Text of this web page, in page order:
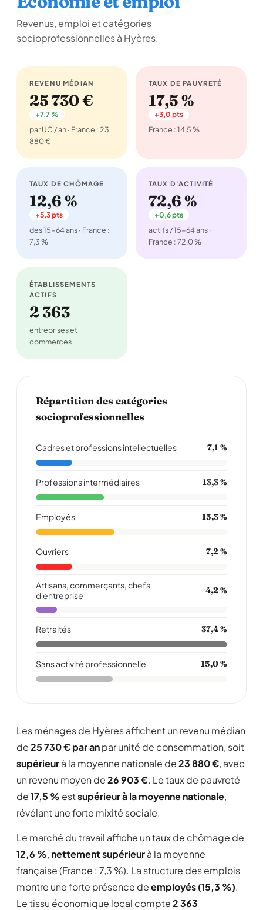
Revenus, emploi et catégories
socioprofessionnelles à Hyères.
REVENU MÉDIAN
25 730 €
+7,7 %
par UC / an · France : 23
880 €
TAUX DE PAUVRETÉ
17,5 %
+3,0 pts
France : 14,5 %
TAUX DE CHÔMAGE
12,6 %
+5,3 pts
des 15-64 ans · France :
7,3 %
TAUX D'ACTIVITÉ
72,6 %
+0,6 pts
actifs / 15-64 ans ·
France : 72,0 %
ÉTABLISSEMENTS
ACTIFS
2 363
entreprises et
commerces
Répartition des catégories
socioprofessionnelles
Cadres et professions intellectuelles 7,1 %
Professions intermédiaires 13,3 %
Employés 15,3 %
Ouvriers 7,2 %
Artisans, commerçants, chefs
d'entreprise
4,2 %
Retraités 37,4 %
Sans activité professionnelle 15,0 %
Les ménages de Hyères affichent un revenu médian
de25 730 € par anpar unité de consommation, soit
supérieurà la moyenne nationale de23 880 €, avec
un revenu moyen de26 903 €. Le taux de pauvreté
de17,5 % estsupérieur à la moyenne nationale,
révélant une forte mixité sociale.
Le marché du travail affiche un taux de chômage de
12,6 %, nettement supérieurà la moyenne
française (France : 7,3 %). La structure des emplois
montre une forte présence deemployés (15,3 %).
Le tissu économique local compte2 363